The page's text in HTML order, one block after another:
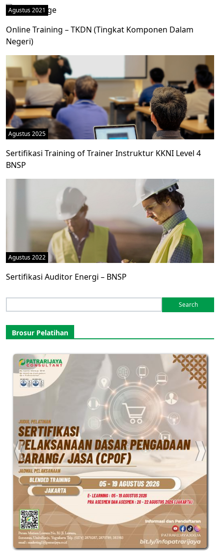
Agustus 2021
Online Training – TKDN (Tingkat Komponen Dalam
Negeri)
Agustus 2025
Sertifikasi Training of Trainer Instruktur KKNI Level 4
BNSP
Agustus 2022
Sertifikasi Auditor Energi – BNSP
for:
Brosur Pelatihan